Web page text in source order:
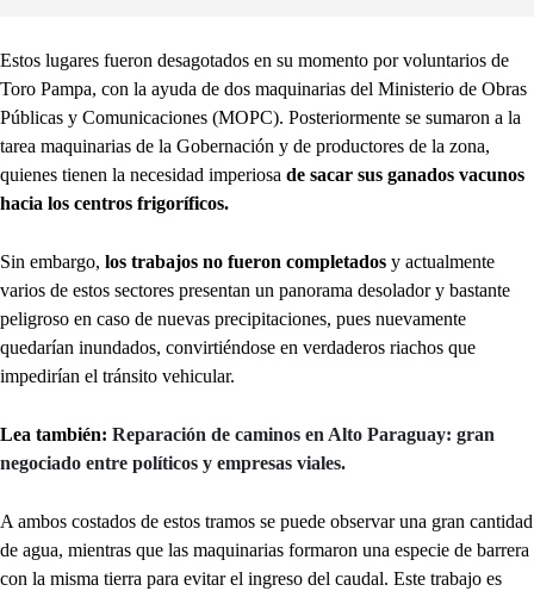
Estos lugares fueron desagotados en su momento por voluntarios de
Toro Pampa, con la ayuda de dos maquinarias del Ministerio de Obras
Públicas y Comunicaciones (MOPC). Posteriormente se sumaron a la
tarea maquinarias de la Gobernación y de productores de la zona,
quienes tienen la necesidad imperiosa de sacar sus ganados vacunos
hacia los centros frigoríficos.
Sin embargo, los trabajos no fueron completados y actualmente
varios de estos sectores presentan un panorama desolador y bastante
peligroso en caso de nuevas precipitaciones, pues nuevamente
quedarían inundados, convirtiéndose en verdaderos riachos que
impedirían el tránsito vehicular.
Lea también: Reparación de caminos en Alto Paraguay: gran
negociado entre políticos y empresas viales.
A ambos costados de estos tramos se puede observar una gran cantidad
de agua, mientras que las maquinarias formaron una especie de barrera
con la misma tierra para evitar el ingreso del caudal. Este trabajo es